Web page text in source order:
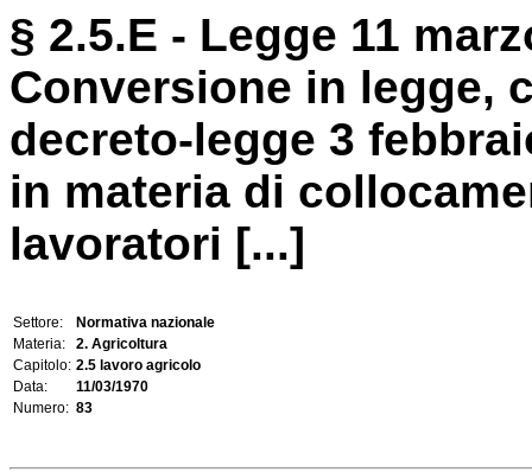
§ 2.5.E - Legge 11
Conversione in legge,
decreto-legge 3
in materia di
lavoratori [...]
Settore:
Normativa nazionale
Materia:
2. Agricoltura
Capitolo: 2.5 lavoro agricolo
Data:
11/03/1970
Numero: 83